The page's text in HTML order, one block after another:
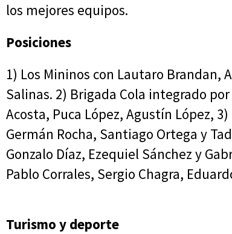
los mejores equipos.
Posiciones
1) Los Mininos con Lautaro Brandan,
Salinas. 2) Brigada Cola integrado
Acosta, Puca López, Agustín López,
Germán Rocha, Santiago Ortega y
Gonzalo Díaz, Ezequiel Sánchez y
Pablo Corrales, Sergio Chagra,
Turismo y deporte